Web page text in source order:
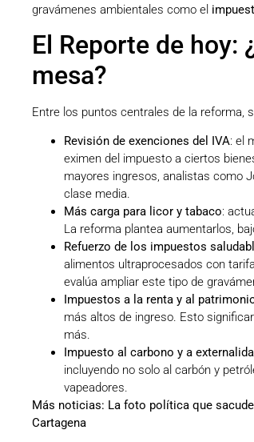
gravámenes ambientales como el
El Reporte de hoy:
mesa?
Entre los puntos centrales de la reforma,
Revisión de exenciones del IVA: el
eximen del impuesto a ciertos
mayores ingresos, analistas como
clase media.
Más carga para licor y tabaco:
La reforma plantea aumentarlos,
Refuerzo de los impuestos
alimentos ultraprocesados con
evalúa ampliar este tipo de
Impuestos a la renta y al
más altos de ingreso. Esto
más.
Impuesto al carbono y a
incluyendo no solo al carbón y
vapeadores.
Más noticias: La foto política que
Cartagena